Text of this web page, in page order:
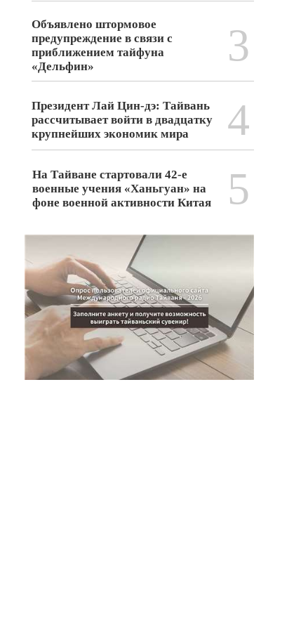
Объявлено штормовое
предупреждение в связи с
приближением тайфуна
«Дельфин»
3
Президент Лай Цин-дэ: Тайвань
рассчитывает войти в двадцатку
крупнейших экономик мира
4
На Тайване стартовали 42-е
военные учения «Ханьгуан» на
фоне военной активности Китая
5